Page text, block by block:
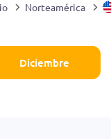
Norteamérica
Diciembre